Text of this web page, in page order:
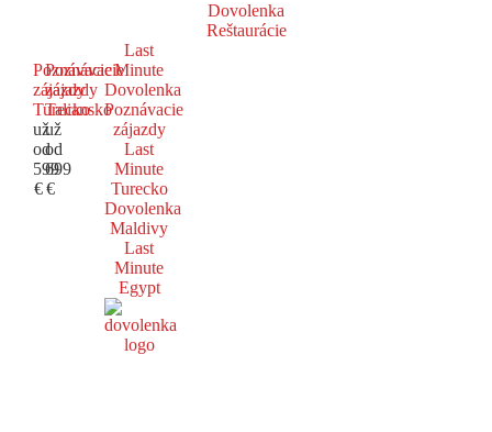
Dovolenka
Reštaurácie
Poznávacie
zájazdy
Turecko
už
od
599
€
Poznávacie
zájazdy
Taliansko
už
od
699
€
Last
Minute
Dovolenka
Poznávacie
zájazdy
Last
Minute
Turecko
Dovolenka
Maldivy
Last
Minute
Egypt